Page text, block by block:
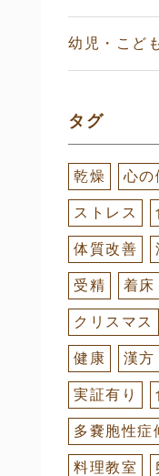
幼児・こど
タグ
乾燥 心の
ストレス
体質改善
受精 着床
クリスマス
健康 漢方
実証有り
多嚢胞性症
料理教室